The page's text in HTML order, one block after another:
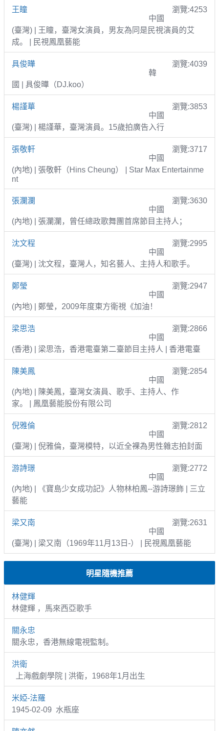
王瞳
瀏覽:4253
中國
(臺灣) | 王瞳，臺灣女演員，男友為同是民視演員的艾
成。 | 民視鳳凰藝能
具俊曄
瀏覽:4039
韓
國 | 具俊曄（DJ.koo）
楊謹華
瀏覽:3853
中國
(臺灣) | 楊謹華，臺灣演員。15歲拍廣告入行
張敬軒
瀏覽:3717
中國
(內地) | 張敬軒（Hins Cheung） | Star Max Entertainme
nt
張瀾瀾
瀏覽:3630
中國
(內地) | 張瀾瀾，曾任總政歌舞團首席節目主持人；
沈文程
瀏覽:2995
中國
(臺灣) | 沈文程，臺灣人，知名藝人、主持人和歌手。
鄭瑩
瀏覽:2947
中國
(內地) | 鄭瑩，2009年度東方衛視《加油！
梁思浩
瀏覽:2866
中國
(香港) | 梁思浩，香港電臺第二臺節目主持人 | 香港電臺
陳美鳳
瀏覽:2854
中國
(內地) | 陳美鳳，臺灣女演員、歌手、主持人、作
家。 | 鳳凰藝能股份有限公司
倪雅倫
瀏覽:2812
中國
(臺灣) | 倪雅倫，臺灣模特，以近全裸為男性雜志拍封面
游詩璟
瀏覽:2772
中國
(內地) | 《寶島少女成功記》人物林柏鳳--游詩璟飾 | 三立
藝能
梁又南
瀏覽:2631
中國
(臺灣) | 梁又南（1969年11月13日-） | 民視鳳凰藝能
明星隨機推薦
林健輝
林健輝 ，馬來西亞歌手
關永忠
關永忠，香港無線電視監制。
洪衛
上海戲劇學院 | 洪衛，1968年1月出生
米婭-法羅
1945-02-09 水瓶座